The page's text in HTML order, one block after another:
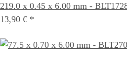
219.0 x 0.45 x 6.00 mm -
13,90 € *